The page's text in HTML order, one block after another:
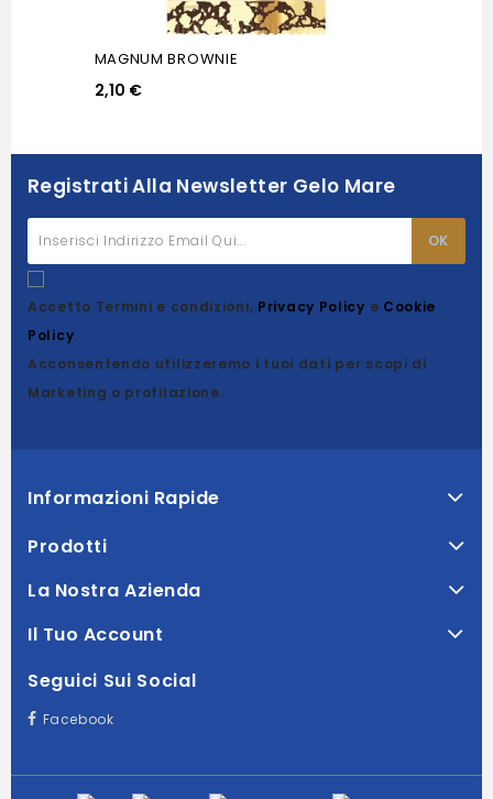
MAGNUM BROWNIE
2,10 €
Registrati Alla Newsletter Gelo Mare
Accetto Termini e condizioni, Privacy Policy e Cookie
Policy.
Acconsentendo utilizzeremo i tuoi dati per scopi di
Marketing o profilazione.
Informazioni Rapide
Prodotti
La Nostra Azienda
Il Tuo Account
Seguici Sui Social
Facebook